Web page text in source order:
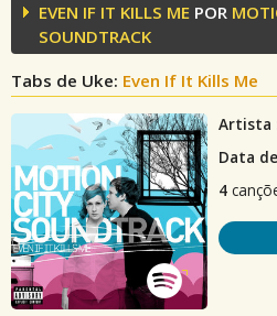
EVEN IF IT KILLS ME POR
SOUNDTRACK
Tabs de Uke: Even If It Kills Me
Artista
Data
4